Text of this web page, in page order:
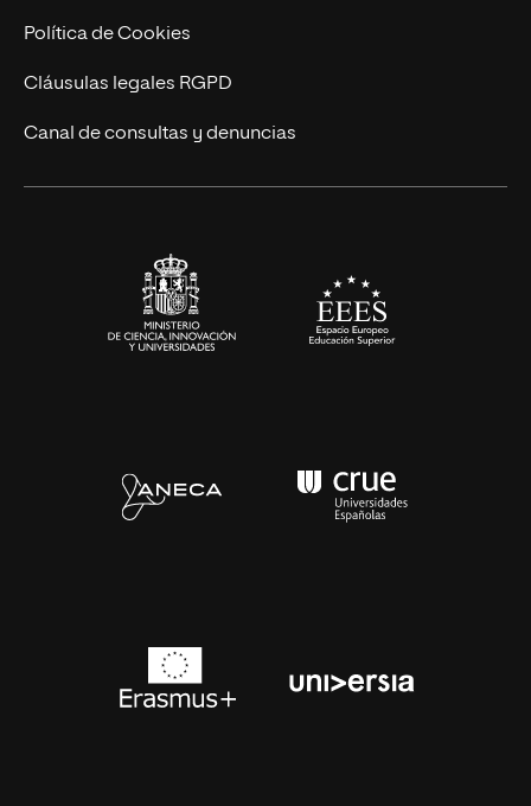
Cursos Universitarios
Actualidad
UNIR Revista
Eventos
Política de Cookies
Cláusulas legales RGPD
Canal de consultas y denuncias